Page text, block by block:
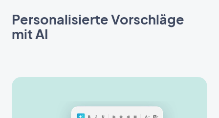
Personalisierte Vorschläge
mit AI